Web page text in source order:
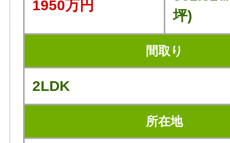
1950万円
坪)
間取り
2LDK
所在地